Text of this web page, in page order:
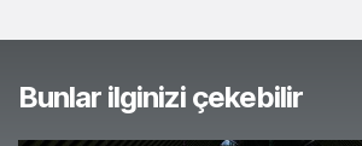
Bunlar ilginizi çekebilir